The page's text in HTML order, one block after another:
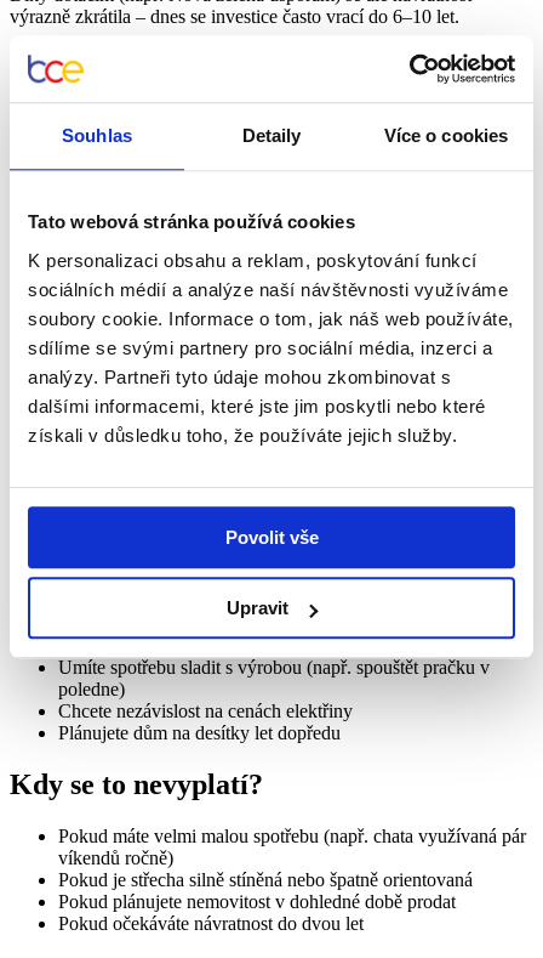
Souhlas Detaily Více o cookies
Tato webová stránka používá cookies
K personalizaci obsahu a reklam, poskytování funkcí
sociálních médií a analýze naší návštěvnosti využíváme
soubory cookie. Informace o tom, jak náš web používáte,
sdílíme se svými partnery pro sociální média, inzerci a
analýzy. Partneři tyto údaje mohou zkombinovat s
dalšími informacemi, které jste jim poskytli nebo které
získali v důsledku toho, že používáte jejich služby.
Povolit vše
Upravit
výrazně zkrátila – dnes se investice často vrací do 6–10 let.
Od jaké spotřeby se vyplatí fotovoltaika?
Existuje nějaká „magická hranice“?
Neexistuje jedno pevné číslo, ale obecně platí:
Roční
spotřeba
Vyplatí se
FVE?
Poznámka
Pod 2
MWh
Spíše ne
Návratnost bývá dlouhá, často se
nevyplatí bez baterie
3–5 MWh
Ano
Nejčastější varianta pro rodinné domy
Nad 6
Rozhodně
Vysoký potenciál úspory, rychlejší
Největší smysl má FVE, pokud:
Jste přes den často doma (nebo máte chytré řízení spotřeby)
Máte elektrický bojler, klimatizaci, elektromobil nebo tepelné
čerpadlo
Umíte spotřebu sladit s výrobou (např. spouštět pračku v
poledne)
Chcete nezávislost na cenách elektřiny
Plánujete dům na desítky let dopředu
Kdy se to nevyplatí?
Pokud máte velmi malou spotřebu (např. chata využívaná pár
víkendů ročně)
Pokud je střecha silně stíněná nebo špatně orientovaná
Pokud plánujete nemovitost v dohledné době prodat
Pokud očekáváte návratnost do dvou let